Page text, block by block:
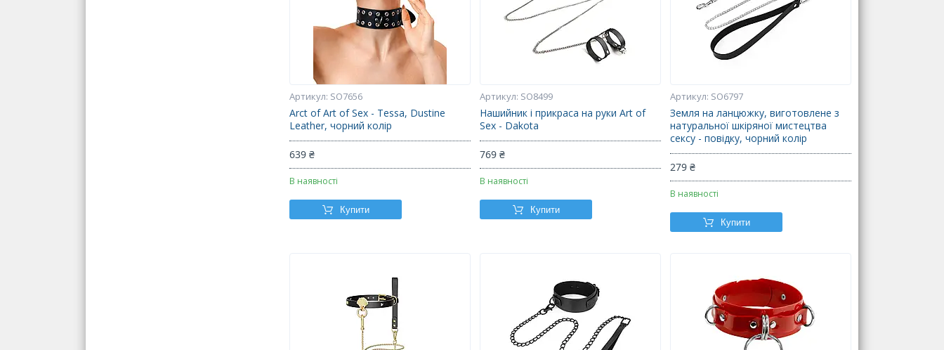
SO7656
Arct of Art of Sex - Tessa, Dustine
Leather, чорний колір
639 ₴
В наявності
Купити
SO8499
Нашийник і прикраса на руки Art of
Sex - Dakota
769 ₴
В наявності
Купити
SO6797
Земля на ланцюжку, виготовлене з
натуральної шкіряної мистецтва
сексу - повідку, чорний колір
279 ₴
В наявності
Купити